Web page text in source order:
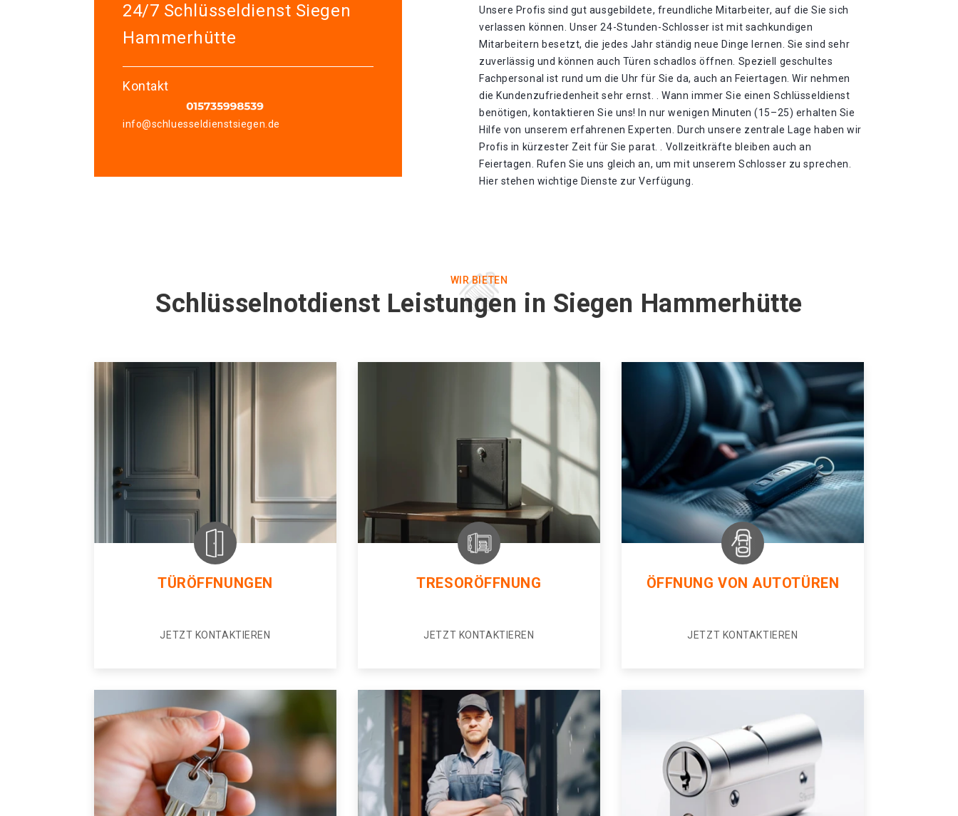
24/7 Schlüsseldienst Siegen
Hammerhütte
Kontakt
info@schluesseldienstsiegen.de
Unsere Profis sind gut ausgebildete, freundliche Mitarbeiter, auf die Sie sich
verlassen können. Unser 24-Stunden-Schlosser ist mit sachkundigen
Mitarbeitern besetzt, die jedes Jahr ständig neue Dinge lernen. Sie sind sehr
zuverlässig und können auch Türen schadlos öffnen. Speziell geschultes
Fachpersonal ist rund um die Uhr für Sie da, auch an Feiertagen. Wir nehmen
die Kundenzufriedenheit sehr ernst. . Wann immer Sie einen Schlüsseldienst
benötigen, kontaktieren Sie uns! In nur wenigen Minuten (15–25) erhalten Sie
Hilfe von unserem erfahrenen Experten. Durch unsere zentrale Lage haben wir
Profis in kürzester Zeit für Sie parat. . Vollzeitkräfte bleiben auch an
Feiertagen. Rufen Sie uns gleich an, um mit unserem Schlosser zu sprechen.
Hier stehen wichtige Dienste zur Verfügung.
WIR BIETEN
Schlüsselnotdienst Leistungen in Siegen Hammerhütte
TÜRÖFFNUNGEN
JETZT KONTAKTIEREN
TRESORÖFFNUNG
JETZT KONTAKTIEREN
ÖFFNUNG VON AUTOTÜREN
JETZT KONTAKTIEREN